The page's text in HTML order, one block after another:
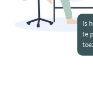
Is
te